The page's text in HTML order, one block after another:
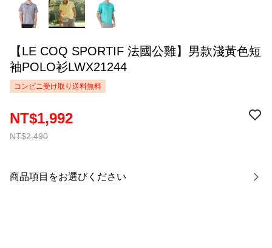
【LE COQ SPORTIF 法國公雞】男款淺黃色短
袖POLO衫LWX21244
コンビニ受け取り送料無料
NT$2,490
NT$1,992
商品項目をお選びください